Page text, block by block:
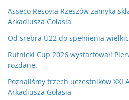
Asseco Resovia Rzeszów zamyka
Arkadiusza Gołasia
Od srebra U22 do spełnienia
Rutnicki Cup 2026 wystartował!
rozdane.
Poznaliśmy trzech uczestników XXI
Arkadiusza Gołasia